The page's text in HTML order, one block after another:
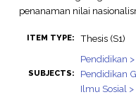
penanaman nilai
ITEM TYPE: Thesis (S1)
SUBJECTS:
Pendidikan
Pendidikan
Ilmu Sosial